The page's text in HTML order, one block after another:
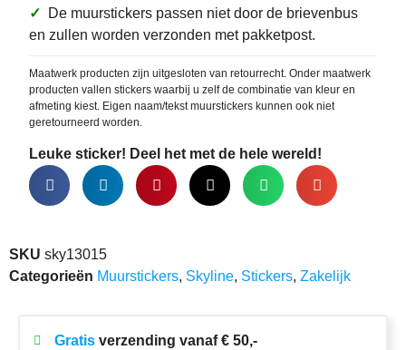
✓ De muurstickers passen niet door de brievenbus
en zullen worden verzonden met pakketpost.
Maatwerk producten zijn uitgesloten van retourrecht. Onder maatwerk
producten vallen stickers waarbij u zelf de combinatie van kleur en
afmeting kiest. Eigen naam/tekst muurstickers kunnen ook niet
geretourneerd worden.
Leuke sticker! Deel het met de hele wereld!
SKU sky13015
Categorieën Muurstickers, Skyline, Stickers, Zakelijk
Gratisverzending vanaf € 50,-